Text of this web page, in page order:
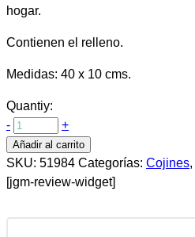
hogar.
Contienen el relleno.
Medidas: 40 x 10 cms.
Quantiy:
-
+
Añadir al carrito
SKU: 51984 Categorías: Cojines,
[jgm-review-widget]